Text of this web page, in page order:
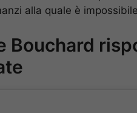
alla quale è
Bouchard